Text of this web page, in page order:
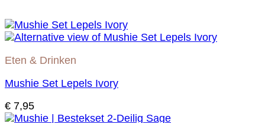
Eten & Drinken
Mushie Set Lepels Ivory
€ 7,95